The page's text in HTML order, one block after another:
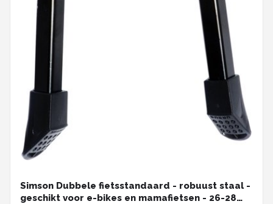
Simson Dubbele fietsstandaard - robuust staal -
geschikt voor e-bikes en mamafietsen - 26-28